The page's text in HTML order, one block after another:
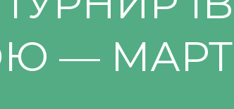
— МАРТ